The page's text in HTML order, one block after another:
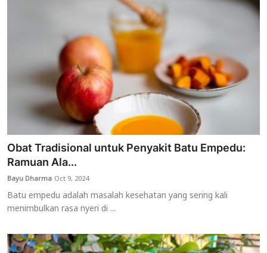
Obat Tradisional untuk Penyakit Batu Empedu:
Ramuan Ala...
Bayu Dharma Oct 9, 2024
Batu empedu adalah masalah kesehatan yang sering kali
menimbulkan rasa nyeri di ...